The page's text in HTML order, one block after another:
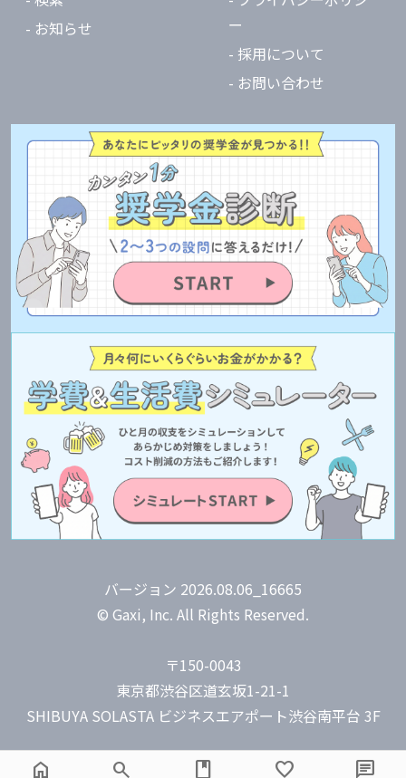
- お知らせ
ー
- 採用について
- お問い合わせ
バージョン 2026.08.06_16665
© Gaxi, Inc. All Rights Reserved.
〒150-0043
東京都渋谷区道玄坂1-21-1
SHIBUYA SOLASTA ビジネスエアポート渋谷南平台 3F
home search book favorite chat